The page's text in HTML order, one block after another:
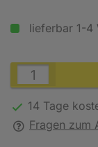
lieferbar 1-4
14 Tage
Fragen zum